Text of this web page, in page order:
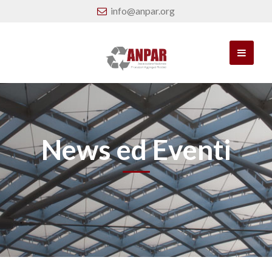
info@anpar.org
News ed Eventi